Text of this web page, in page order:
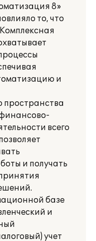
8»
то, что
и
всего
и получать
базе
и
учет